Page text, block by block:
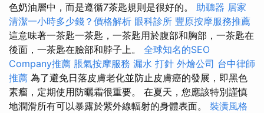
色奶油層中，而是遵循7茶匙規則是很好的。 助聽器 居家
清潔一小時多少錢？價格解析 眼科診所 豐原按摩服務推薦
這意味著一茶匙一茶匙，一茶匙用於腹部和胸部，一茶匙在
後面，一茶匙在臉部和脖子上。 全球知名的SEO
Company推薦 脹氣按摩服務 漏水 打針 外燴公司 台中律師
推薦 為了避免日落皮膚老化並防止皮膚癌的發展，即黑色
素瘤，定期使用防曬霜很重要。 在夏天，您應該特別謹慎
地潤滑所有可以暴露於紫外線輻射的身體表面。 裝潢風格